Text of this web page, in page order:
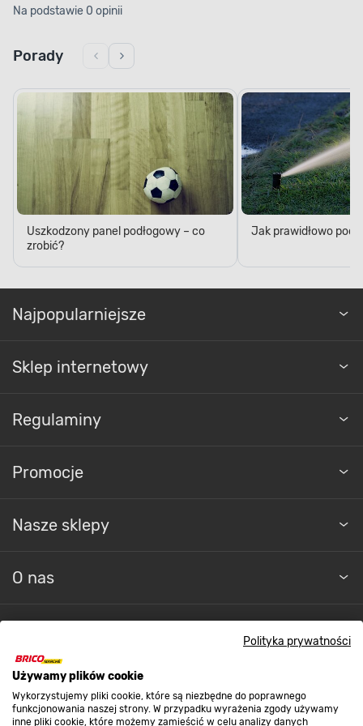
Polityka prywatności
Używamy plików cookie
Wykorzystujemy pliki cookie, które są niezbędne do poprawnego
funkcjonowania naszej strony. W przypadku wyrażenia zgody używamy
inne pliki cookie, które możemy zamieścić w celu analizy danych
Na podstawie 0 opinii
Porady
Uszkodzony panel podłogowy – co
zrobić?
Jak prawidłowo
Najpopularniejsze
Sklep internetowy
Regulaminy
Promocje
Nasze sklepy
O nas
Strefa biznesu